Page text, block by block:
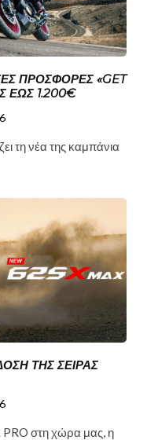
ΠΡΟΣΦΟΡΈΣ «GET
ΈΩΣ 1.200€
τη νέα της καμπάνια
ΤΗΣ ΣΕΙΡΆΣ
PRO στη χώρα μας, η